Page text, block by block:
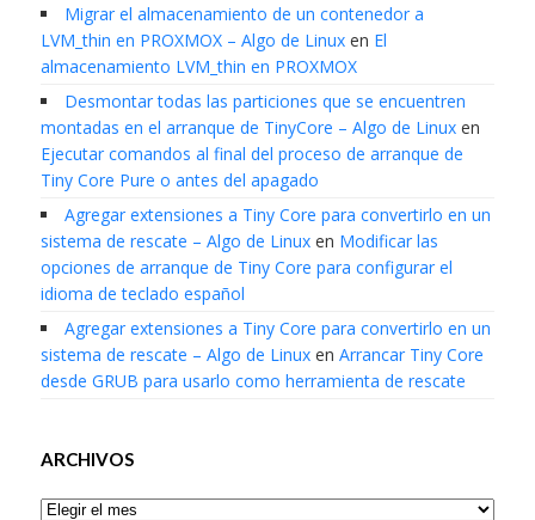
Migrar el almacenamiento de un contenedor a
LVM_thin en PROXMOX – Algo de Linuxen El
almacenamiento LVM_thin en PROXMOX
Desmontar todas las particiones que se encuentren
montadas en el arranque de TinyCore – Algo de Linuxen
Ejecutar comandos al final del proceso de arranque de
Tiny Core Pure o antes del apagado
Agregar extensiones a Tiny Core para convertirlo en un
sistema de rescate – Algo de Linuxen Modificar las
opciones de arranque de Tiny Core para configurar el
idioma de teclado español
Agregar extensiones a Tiny Core para convertirlo en un
sistema de rescate – Algo de Linuxen Arrancar Tiny Core
desde GRUB para usarlo como herramienta de rescate
ARCHIVOS
Archivos